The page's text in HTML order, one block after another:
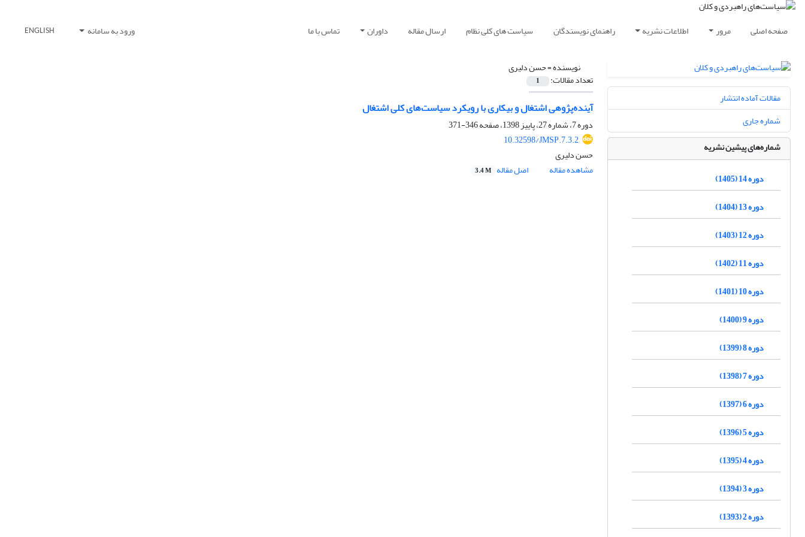
صفحه اصلی مرور اطلاعات نشریه راهنمای نویسندگان سیاست های کلی نظام ارسال مقاله داوران تماس با ما ورود به سامانه ENGLISH
نویسنده =حسن دلیری
تعداد مقالات: 1
آینده‌پژوهی اشتغال و بیکاری با رویکرد سیاست‌های کلی اشتغال
دوره 7، شماره 27، پاییز 1398، صفحه
346-371
10.32598/JMSP.7.3.2
حسن دلیری
مشاهده مقاله
اصل مقاله 3.4 M
مقالات آماده انتشار
شماره جاری
شماره‌های پیشین نشریه
دوره 14 (1405)
دوره 13 (1404)
دوره 12 (1403)
دوره 11 (1402)
دوره 10 (1401)
دوره 9 (1400)
دوره 8 (1399)
دوره 7 (1398)
دوره 6 (1397)
دوره 5 (1396)
دوره 4 (1395)
دوره 3 (1394)
دوره 2 (1393)